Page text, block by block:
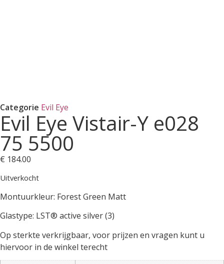
Categorie Evil Eye
Evil Eye Vistair-Y e028
75 5500
€ 184.00
Uitverkocht
Montuurkleur: Forest Green Matt
Glastype: LST® active silver (3)
Op sterkte verkrijgbaar, voor prijzen en vragen kunt u
hiervoor in de winkel terecht